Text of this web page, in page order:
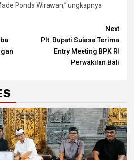
Ponda Wirawan,” ungkapnya
Next
Plt. Bupati Suiasa Terima
Entry Meeting BPK RI
Perwakilan Bali